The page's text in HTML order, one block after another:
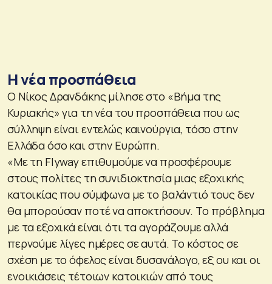
Η νέα προσπάθεια
Ο Νίκος Δρανδάκης μίλησε στο «Βήμα της
Κυριακής» για τη νέα του προσπάθεια που ως
σύλληψη είναι εντελώς καινούργια, τόσο στην
Ελλάδα όσο και στην Ευρώπη.
«Με τη Flyway επιθυμούμε να προσφέρουμε
στους πολίτες τη συνιδιοκτησία μιας εξοχικής
κατοικίας που σύμφωνα με το βαλάντιό τους δεν
θα μπορούσαν ποτέ να αποκτήσουν. Το πρόβλημα
με τα εξοχικά είναι ότι τα αγοράζουμε αλλά
περνούμε λίγες ημέρες σε αυτά. Το κόστος σε
σχέση με το όφελος είναι δυσανάλογο, εξ ου και οι
ενοικιάσεις τέτοιων κατοικιών από τους